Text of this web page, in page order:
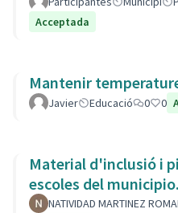
Acceptada
Mantenir
Javier Educació 0 0
Material d'inclusió i
escoles del municipio.
NATIVIDAD MARTINEZ